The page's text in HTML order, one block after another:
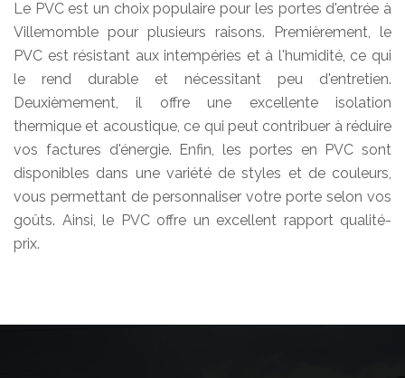
Le PVC est un choix populaire pour les portes d'entrée à
Villemomble pour plusieurs raisons. Premièrement, le
PVC est résistant aux intempéries et à l'humidité, ce qui
le rend durable et nécessitant peu d'entretien.
Deuxièmement, il offre une excellente isolation
thermique et acoustique, ce qui peut contribuer à réduire
vos factures d'énergie. Enfin, les portes en PVC sont
disponibles dans une variété de styles et de couleurs,
vous permettant de personnaliser votre porte selon vos
goûts. Ainsi, le PVC offre un excellent rapport qualité-
prix.